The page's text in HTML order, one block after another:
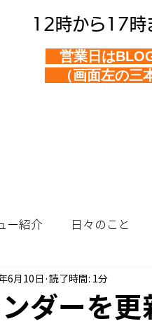
12時から17時
営業日は
（画面左の三
ー紹介 日々のこと
ダーを更
6月10日 読了時間: 1分